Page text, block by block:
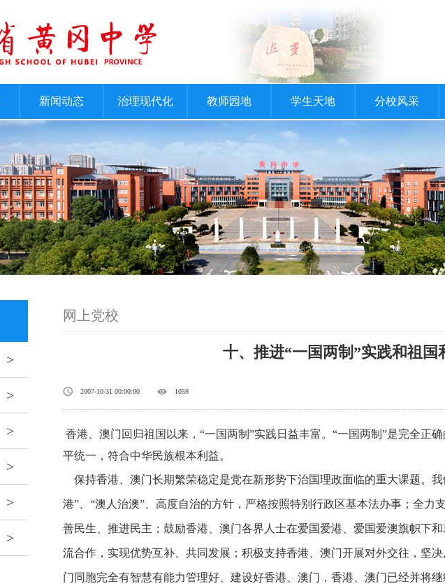
新闻动态 治理现代化 教师园地 学生天地 分校风采
>
>
>
>
>
>
网上党校
十、推进“一国两制”实践和祖国
2007-10-31 00:00:00 1059
香港、澳门回归祖国以来，“一国两制”实践日益丰富。“一国两制”是完全正
平统一，符合中华民族根本利益。
保持香港、澳门长期繁荣稳定是党在新形势下治国理政面临的重大课题。
港”、“澳人治澳”、高度自治的方针，严格按照特别行政区基本法办事；全力
善民生、推进民主；鼓励香港、澳门各界人士在爱国爱港、爱国爱澳旗帜下
流合作，实现优势互补、共同发展；积极支持香港、澳门开展对外交往，坚
门同胞完全有智慧有能力管理好、建设好香港、澳门，香港、澳门已经并将